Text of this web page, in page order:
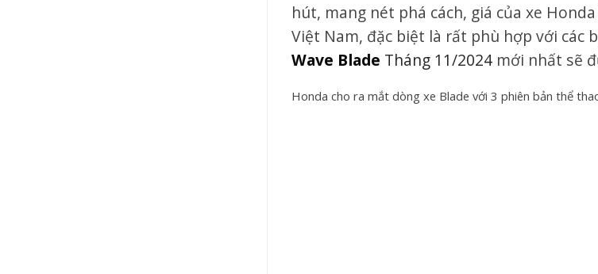
hút, mang nét phá cách, giá của xe
Việt Nam, đặc biệt là rất phù hợp với các
Wave Blade Tháng 11/2024 mới nhất sẽ
Honda cho ra mắt dòng xe Blade với 3 phiên bản thể